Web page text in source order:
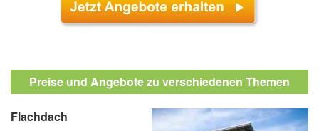
Preise und Angebote zu verschiedenen Themen
Flachdach